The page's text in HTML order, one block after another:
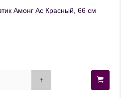
Амонг Ас Красный, 66 см